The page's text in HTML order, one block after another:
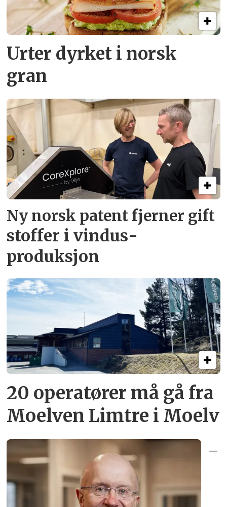
Urter dyrket i norsk
gran
Ny norsk patent fjerner gift­
stoffer i vindus­
produksjon
20 operatører må gå fra
Moelven Limtre i Moelv
–